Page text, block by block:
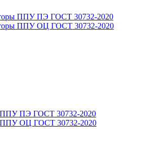
ППУ ПЭ ГОСТ 30732-2020
ППУ ОЦ ГОСТ 30732-2020
ППУ ПЭ ГОСТ 30732-2020
ППУ ОЦ ГОСТ 30732-2020